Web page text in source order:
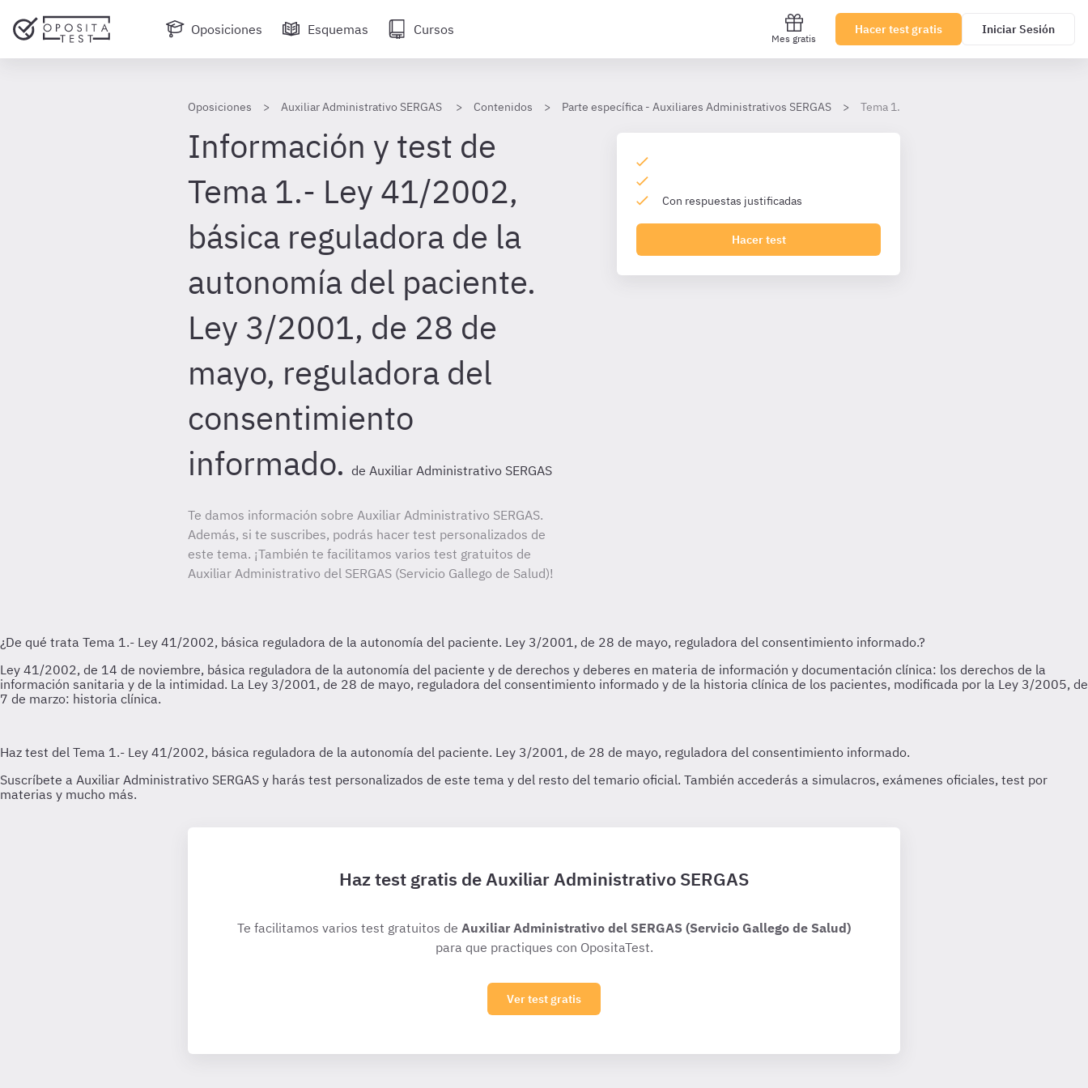
Oposiciones Esquemas Cursos
Mes gratis
Hacer test gratis Iniciar Sesión
Oposiciones Auxiliar Administrativo SERGAS Contenidos Parte específica - Auxiliares Administrativos SERGAS Tema 1.- Ley 41/2002, básica reguladora
Información y test de
Tema 1.- Ley 41/2002,
básica reguladora de la
autonomía del paciente.
Ley 3/2001, de 28 de
mayo, reguladora del
consentimiento
informado. de Auxiliar Administrativo SERGAS
Te damos información sobre Auxiliar Administrativo SERGAS.
Además, si te suscribes, podrás hacer test personalizados de
este tema. ¡También te facilitamos varios test gratuitos de
Auxiliar Administrativo del SERGAS (Servicio Gallego de Salud)!
Con respuestas justificadas
Hacer test
Haz test gratis de Auxiliar Administrativo SERGAS
Te facilitamos varios test gratuitos de Auxiliar Administrativo del SERGAS (Servicio Gallego de Salud)
para que practiques con OpositaTest.
Ver test gratis